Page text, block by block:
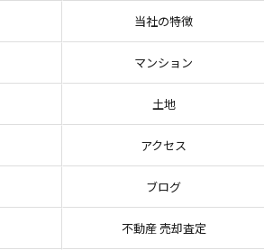
当社の特徴
マンション
土地
アクセス
ブログ
不動産 売却査定